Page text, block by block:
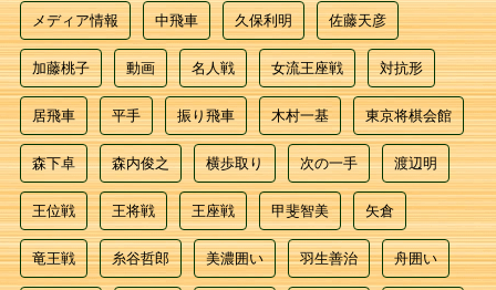
メディア情報 中飛車 久保利明 佐藤天彦
加藤桃子 動画 名人戦 女流王座戦 対抗形
居飛車 平手 振り飛車 木村一基 東京将棋会館
森下卓 森内俊之 横歩取り 次の一手 渡辺明
王位戦 王将戦 王座戦 甲斐智美 矢倉
竜王戦 糸谷哲郎 美濃囲い 羽生善治 舟囲い